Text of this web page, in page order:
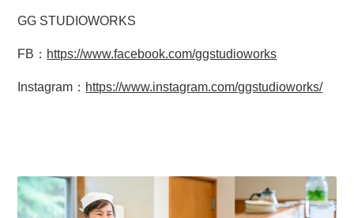
GG STUDIOWORKS
FB： https://www.facebook.com/ggstudioworks
Instagram： https://www.instagram.com/ggstudioworks/